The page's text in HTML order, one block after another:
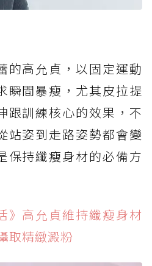
的高允貞，以固定運動
瞬間暴瘦，尤其皮拉提
跟訓練核心的效果，不
站姿到走路姿勢都會變
保持纖瘦身材的必備方
》高允貞維持纖瘦身材
取精緻澱粉